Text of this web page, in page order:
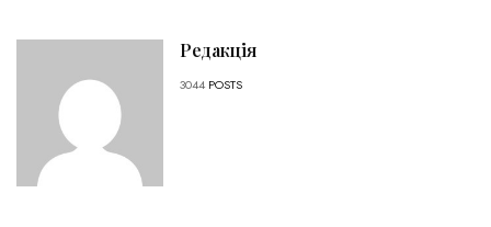
Редакція
3044 POSTS